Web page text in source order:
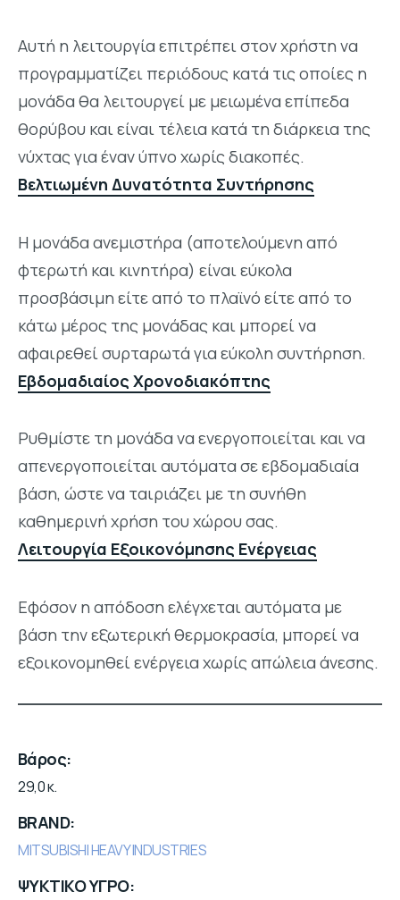
Αυτή η λειτουργία επιτρέπει στον χρήστη να
προγραμματίζει περιόδους κατά τις οποίες η
μονάδα θα λειτουργεί με μειωμένα επίπεδα
θορύβου και είναι τέλεια κατά τη διάρκεια της
νύχτας για έναν ύπνο χωρίς διακοπές.
Βελτιωμένη Δυνατότητα Συντήρησης
Η μονάδα ανεμιστήρα (αποτελούμενη από
φτερωτή και κινητήρα) είναι εύκολα
προσβάσιμη είτε από το πλαϊνό είτε από το
κάτω μέρος της μονάδας και μπορεί να
αφαιρεθεί συρταρωτά για εύκολη συντήρηση.
Εβδομαδιαίος Χρονοδιακόπτης
Ρυθμίστε τη μονάδα να ενεργοποιείται και να
απενεργοποιείται αυτόματα σε εβδομαδιαία
βάση, ώστε να ταιριάζει με τη συνήθη
καθημερινή χρήση του χώρου σας.
Λειτουργία Εξοικονόμησης Ενέργειας
Εφόσον η απόδοση ελέγχεται αυτόματα με
βάση την εξωτερική θερμοκρασία, μπορεί να
εξοικονομηθεί ενέργεια χωρίς απώλεια άνεσης.
Βάρος
29,0 κ.
BRAND
MITSUBISHI HEAVY INDUSTRIES
ΨΥΚΤΙΚΟ ΥΓΡΟ